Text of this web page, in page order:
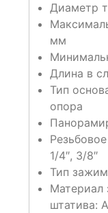
Диаметр
мм
Длина в
Тип
опора
1/4″, 3/8″
Тип
Материал
штатива: